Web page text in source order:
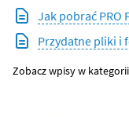
Jak pobrać PRO
Przydatne pliki i
Zobacz wpisy w